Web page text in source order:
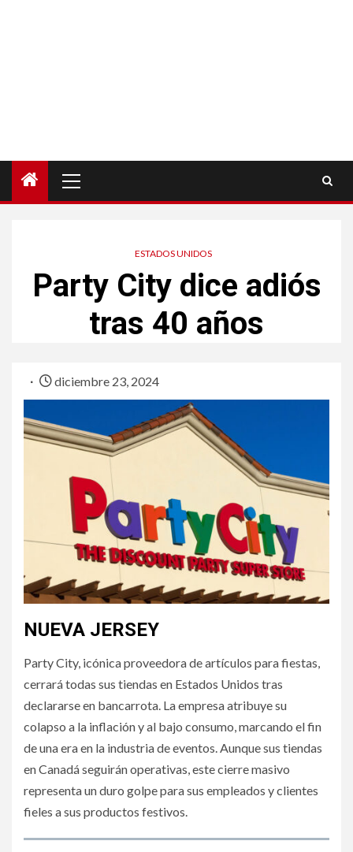
principal
ESTADOS UNIDOS
Party City dice adiós
tras 40 años
diciembre 23, 2024
NUEVA JERSEY
Party City, icónica proveedora de artículos para fiestas,
cerrará todas sus tiendas en Estados Unidos tras
declararse en bancarrota. La empresa atribuye su
colapso a la inflación y al bajo consumo, marcando el fin
de una era en la industria de eventos. Aunque sus tiendas
en Canadá seguirán operativas, este cierre masivo
representa un duro golpe para sus empleados y clientes
fieles a sus productos festivos.